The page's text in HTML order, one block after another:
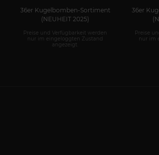
36er Kugelbomben-Sortiment
(NEUHEIT 2025)
Preise und Verfügbarkeit werden
nur im eingeloggten Zustand
angezeigt.
36er
Preise
nur im